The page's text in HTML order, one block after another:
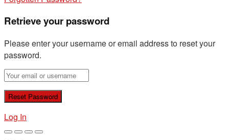
Retrieve your password
Please enter your username or email address to reset your
password.
Log In